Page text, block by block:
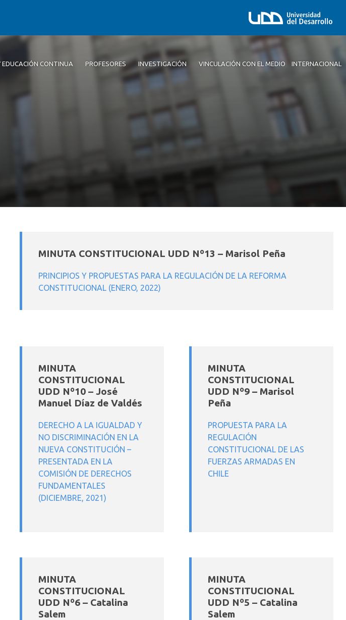
CONTINUA PROFESORES INVESTIGACIÓN VINCULACIÓN CON EL MEDIO INTERNACIONAL
MINUTA CONSTITUCIONAL UDD Nº13 – Marisol Peña
PRINCIPIOS Y PROPUESTAS PARA LA REGULACIÓN DE LA REFORMA
CONSTITUCIONAL (ENERO, 2022)
MINUTA
CONSTITUCIONAL
UDD Nº10 – José
Manuel Díaz de Valdés
DERECHO A LA IGUALDAD Y
NO DISCRIMINACIÓN EN LA
NUEVA CONSTITUCIÓN –
PRESENTADA EN LA
COMISIÓN DE DERECHOS
FUNDAMENTALES
(DICIEMBRE, 2021)
MINUTA
CONSTITUCIONAL
UDD Nº9 – Marisol
Peña
PROPUESTA PARA LA
REGULACIÓN
CONSTITUCIONAL DE LAS
FUERZAS ARMADAS EN
CHILE
MINUTA
CONSTITUCIONAL
UDD Nº6 – Catalina
Salem
MINUTA
CONSTITUCIONAL
UDD Nº5 – Catalina
Salem